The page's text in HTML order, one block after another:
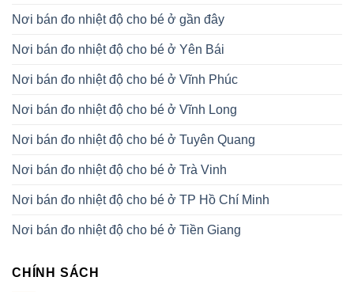
Nơi bán đo nhiệt độ cho bé ở gần đây
Nơi bán đo nhiệt độ cho bé ở Yên Bái
Nơi bán đo nhiệt độ cho bé ở Vĩnh Phúc
Nơi bán đo nhiệt độ cho bé ở Vĩnh Long
Nơi bán đo nhiệt độ cho bé ở Tuyên Quang
Nơi bán đo nhiệt độ cho bé ở Trà Vinh
Nơi bán đo nhiệt độ cho bé ở TP Hồ Chí Minh
Nơi bán đo nhiệt độ cho bé ở Tiền Giang
CHÍNH SÁCH